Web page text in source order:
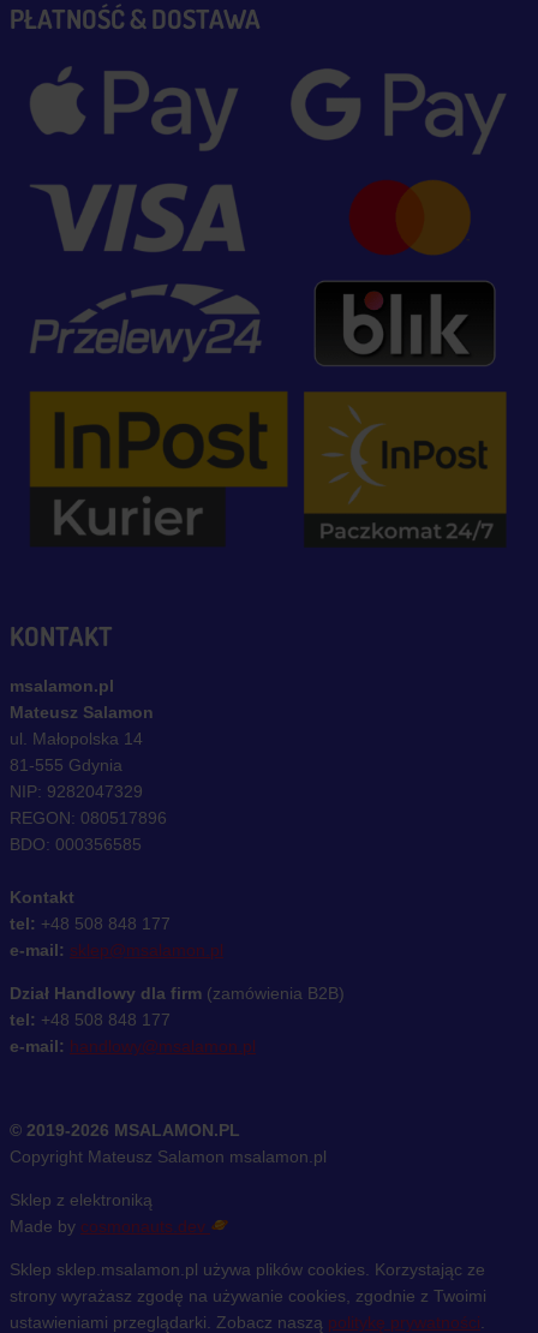
PŁATNOŚĆ & DOSTAWA
KONTAKT
msalamon.pl
Mateusz Salamon
ul. Małopolska 14
81-555 Gdynia
NIP: 9282047329
REGON: 080517896
BDO: 000356585
Kontakt
tel: +48 508 848 177
e-mail: sklep@msalamon.pl
Dział Handlowy dla firm (zamówienia B2B)
tel: +48 508 848 177
e-mail: handlowy@msalamon.pl
© 2019-2026 MSALAMON.PL
Copyright Mateusz Salamon msalamon.pl
Sklep z elektroniką
Made by cosmonauts.dev
Sklep sklep.msalamon.pl używa plików cookies. Korzystając ze
strony wyrażasz zgodę na używanie cookies, zgodnie z Twoimi
ustawieniami przeglądarki. Zobacz naszą politykę prywatności